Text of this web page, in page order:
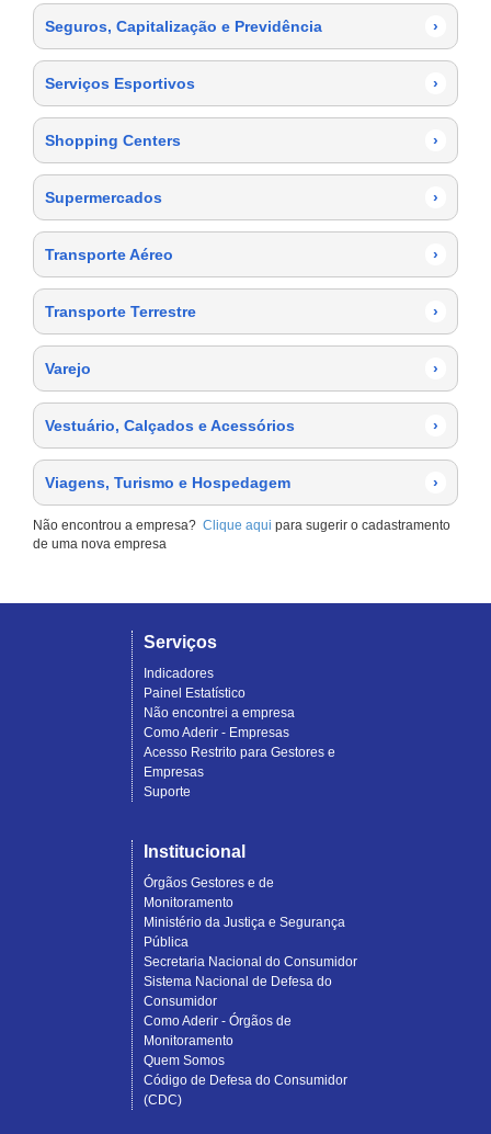
Seguros, Capitalização e Previdência ›
Serviços Esportivos ›
Shopping Centers ›
Supermercados ›
Transporte Aéreo ›
Transporte Terrestre ›
Varejo ›
Vestuário, Calçados e Acessórios ›
Viagens, Turismo e Hospedagem ›
Não encontrou a empresa? Clique aqui para sugerir o cadastramento
de uma nova empresa
Serviços
Indicadores
Painel Estatístico
Não encontrei a empresa
Como Aderir - Empresas
Acesso Restrito para Gestores e
Empresas
Suporte
Institucional
Órgãos Gestores e de
Monitoramento
Ministério da Justiça e Segurança
Pública
Secretaria Nacional do Consumidor
Sistema Nacional de Defesa do
Consumidor
Como Aderir - Órgãos de
Monitoramento
Quem Somos
Código de Defesa do Consumidor
(CDC)